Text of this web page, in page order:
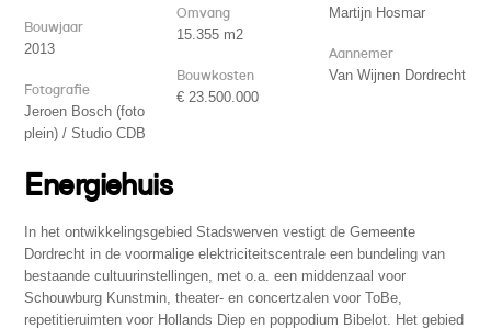
Bouwjaar
2013
Fotografie
Jeroen Bosch (foto
plein) / Studio CDB
Omvang
15.355 m2
Bouwkosten
€ 23.500.000
Martijn Hosmar
Aannemer
Van Wijnen Dordrecht
Energiehuis
In het ontwikkelingsgebied Stadswerven vestigt de Gemeente
Dordrecht in de voormalige elektriciteitscentrale een bundeling van
bestaande cultuurinstellingen, met o.a. een middenzaal voor
Schouwburg Kunstmin, theater- en concertzalen voor ToBe,
repetitieruimten voor Hollands Diep en poppodium Bibelot. Het gebied